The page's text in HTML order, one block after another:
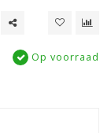
Op voorraad